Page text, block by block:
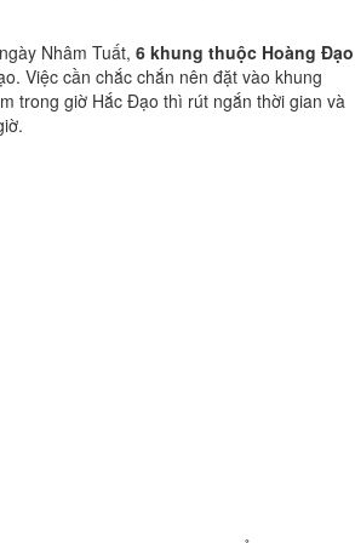
Nhâm Tuất, 6 khung thuộc Hoàng Đạo
Việc cần chắc chắn nên đặt vào khung
trong giờ Hắc Đạo thì rút ngắn thời gian và